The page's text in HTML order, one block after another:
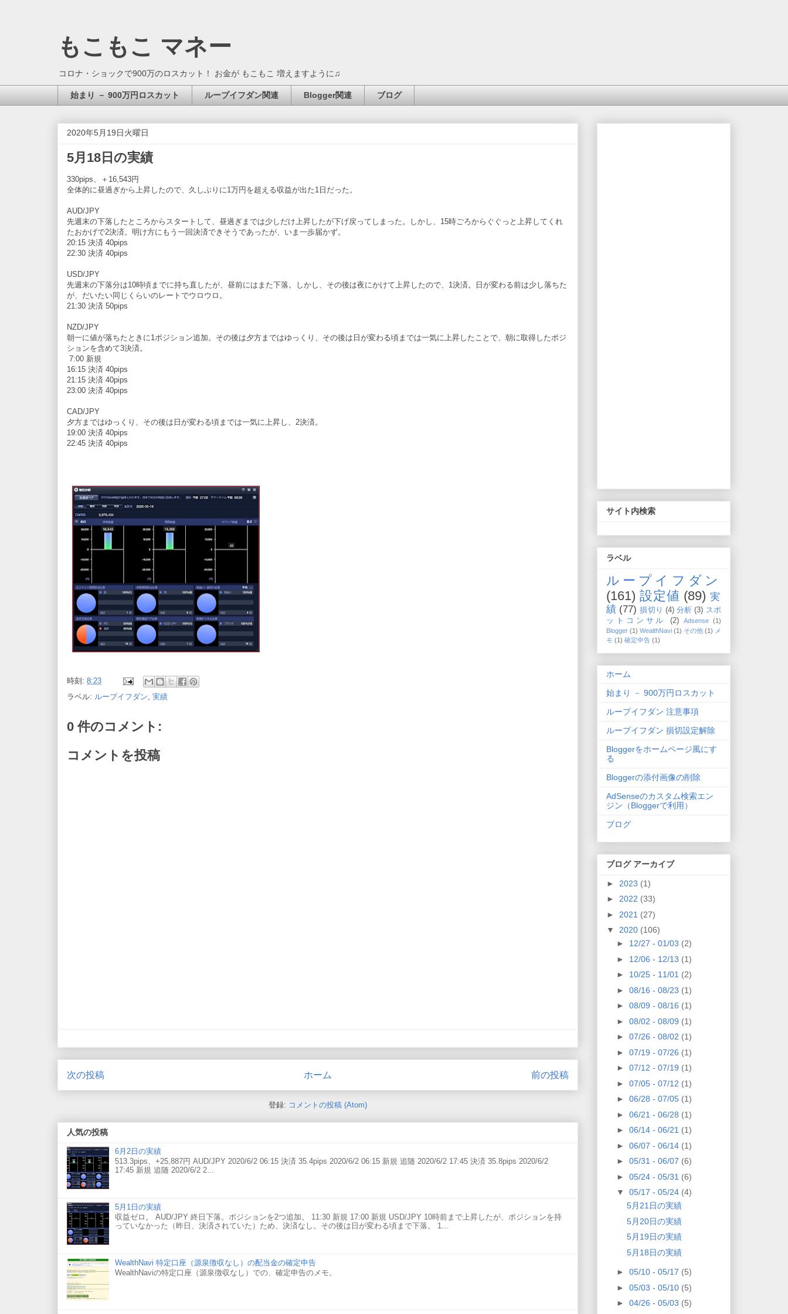
もこもこ マネー
コロナ・ショックで900万のロスカット！ お金が もこもこ 増えますように♫
始まり － 900万円ロスカット ループイフダン関連 Blogger関連 ブログ
2020年5月19日火曜日
5月18日の実績
330pips、＋16,543円
全体的に昼過ぎから上昇したので、久しぶりに1万円を超える収益が出た1日だった。
AUD/JPY
先週末の下落したところからスタートして、昼過ぎまでは少しだけ上昇したが下げ戻ってしまった。しかし、15時ごろからぐぐっと上昇してくれ
たおかげで2決済。明け方にもう一回決済できそうであったが、いま一歩届かず。
20:15 決済 40pips
22:30 決済 40pips
USD/JPY
先週末の下落分は10時頃までに持ち直したが、昼前にはまた下落。しかし、その後は夜にかけて上昇したので、1決済。日が変わる前は少し落ちた
が、だいたい同じくらいのレートでウロウロ。
21:30 決済 50pips
NZD/JPY
朝一に値が落ちたときに1ポジション追加。その後は夕方まではゆっくり、その後は日が変わる頃までは一気に上昇したことで、朝に取得したポジ
ションを含めて3決済。
7:00 新規
16:15 決済 40pips
21:15 決済 40pips
23:00 決済 40pips
CAD/JPY
夕方まではゆっくり、その後は日が変わる頃までは一気に上昇し、2決済。
19:00 決済 40pips
22:45 決済 40pips
時刻: 8:23
ラベル: ループイフダン 実績
0 件のコメント:
コメントを投稿
次の投稿 前の投稿
ホーム
登録: コメントの投稿 (Atom)
人気の投稿
6月2日の実績
513.3pips、+25,887円 AUD/JPY 2020/6/2 06:15 決済 35.4pips 2020/6/2 06:15 新規 追随 2020/6/2 17:45 決済 35.8pips 2020/6/2
17:45 新規 追随 2020/6/2 2...
5月1日の実績
収益ゼロ。 AUD/JPY 終日下落。ポジションを2つ追加。 11:30 新規 17:00 新規 USD/JPY 10時前まで上昇したが、ポジションを持
っていなかった（昨日、決済されていた）ため、決済なし。その後は日が変わる頃まで下落。 1...
WealthNavi 特定口座（源泉徴収なし）の配当金の確定申告
WealthNaviの特定口座（源泉徴収なし）での、確定申告のメモ。
サイト内検索
ラベル
ループイフダン
(161) 設定値 (89) 実
績 (77) 損切り (4) 分析 (3) スポ
ットコンサル
(2) Adsense (1)
Blogger (1) WealthNavi (1) その他 (1) メ
モ (1) 確定申告 (1)
ホーム
始まり － 900万円ロスカット
ループイフダン 注意事項
ループイフダン 損切設定解除
Bloggerをホームページ風にす
る
Bloggerの添付画像の削除
AdSenseのカスタム検索エン
ジン（Bloggerで利用）
ブログ
ブログ アーカイブ
► 2023 (1)
► 2022 (33)
► 2021 (27)
▼ 2020 (106)
► 12/27 - 01/03 (2)
► 12/06 - 12/13 (1)
► 10/25 - 11/01 (2)
► 08/16 - 08/23 (1)
► 08/09 - 08/16 (1)
► 08/02 - 08/09 (1)
► 07/26 - 08/02 (1)
► 07/19 - 07/26 (1)
► 07/12 - 07/19 (1)
► 07/05 - 07/12 (1)
► 06/28 - 07/05 (1)
► 06/21 - 06/28 (1)
► 06/14 - 06/21 (1)
► 06/07 - 06/14 (1)
► 05/31 - 06/07 (6)
► 05/24 - 05/31 (6)
▼ 05/17 - 05/24 (4)
5月21日の実績
5月20日の実績
5月19日の実績
5月18日の実績
► 05/10 - 05/17 (5)
► 05/03 - 05/10 (5)
► 04/26 - 05/03 (5)